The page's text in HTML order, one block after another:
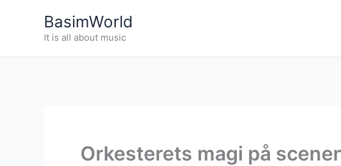
BasimWorld
It is all about music
Orkesterets magi på